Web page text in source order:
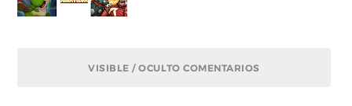
VISIBLE / OCULTO COMENTARIOS